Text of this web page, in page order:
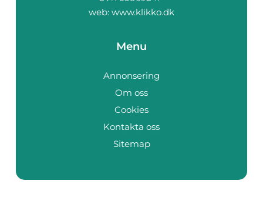
web: www.klikko.dk
Menu
Annonsering
Om oss
Cookies
Kontakta oss
Sitemap